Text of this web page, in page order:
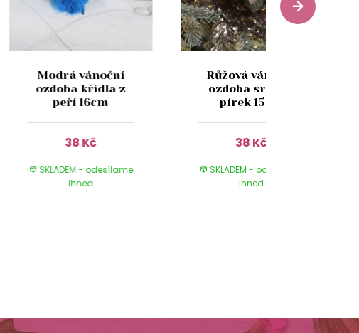
Modrá vánoční
ozdoba křídla z
peří 16cm
38 Kč
SKLADEM - odesílame
ihned
Růžová vánoční
ozdoba srdce z
pírek 15cm
38 Kč
SKLADEM - odesílame
ihned